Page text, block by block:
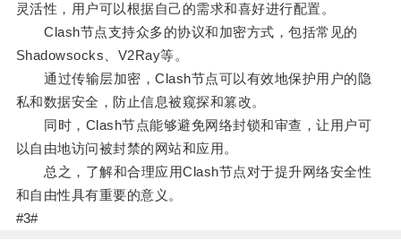
灵活性，用户可以根据自己的需求和喜好进行配置。
Clash节点支持众多的协议和加密方式，包括常见的
Shadowsocks、V2Ray等。
通过传输层加密，Clash节点可以有效地保护用户的隐
私和数据安全，防止信息被窥探和篡改。
同时，Clash节点能够避免网络封锁和审查，让用户可
以自由地访问被封禁的网站和应用。
总之，了解和合理应用Clash节点对于提升网络安全性
和自由性具有重要的意义。
#3#